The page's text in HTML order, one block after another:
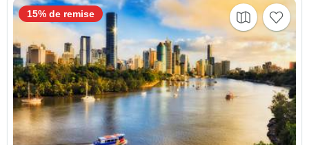
15% de remise